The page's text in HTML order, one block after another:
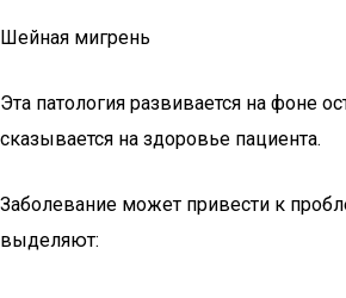
Шейная мигрень
Эта патология развивается на фоне
сказывается на здоровье пациента.
Заболевание может привести к
выделяют: